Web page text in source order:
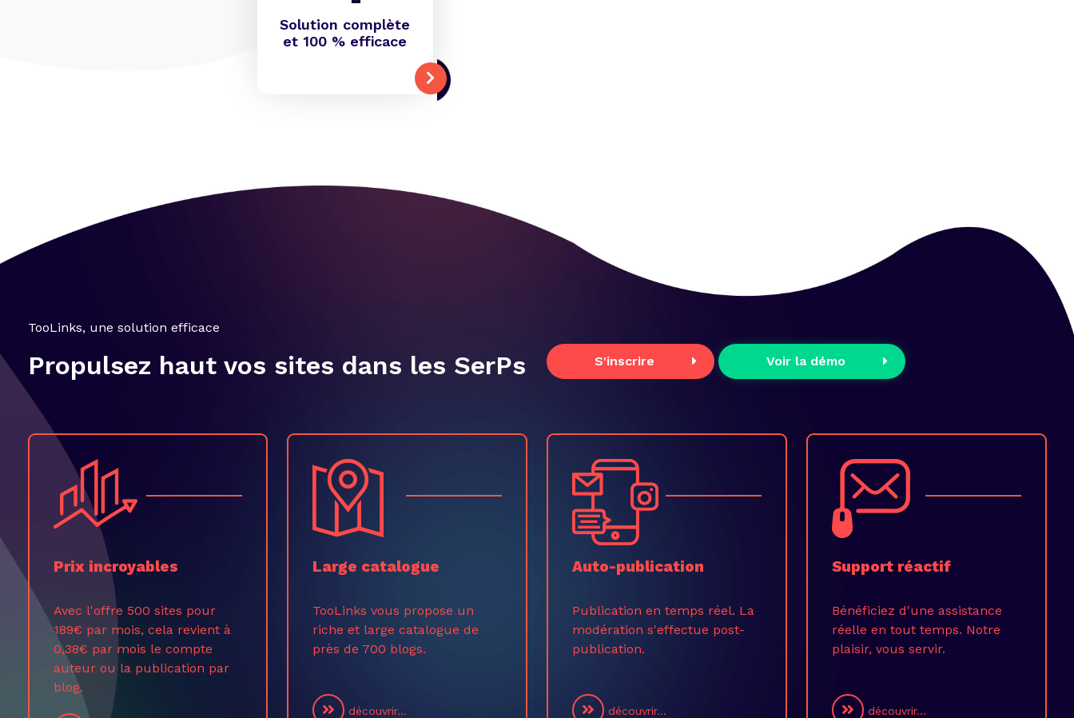
Solution complète
et 100 % efficace
TooLinks, une solution efficace
Propulsez haut vos sites dans les SerPs S'inscrire Voir la démo
Prix incroyables
Avec l'offre 500 sites pour
189€ par mois, cela revient à
0,38€ par mois le compte
auteur ou la publication par
blog.
Large catalogue
TooLinks vous propose un
riche et large catalogue de
près de 700 blogs.
découvrir...
Auto-publication
Publication en temps réel. La
modération s'effectue post-
publication.
découvrir...
Support réactif
Bénéficiez d'une assistance
réelle en tout temps. Notre
plaisir, vous servir.
découvrir...